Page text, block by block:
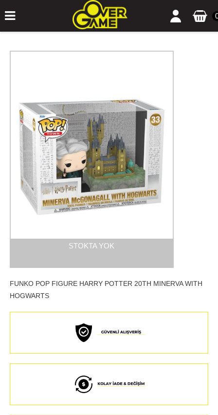
STOKTA YOK
FUNKO POP FIGURE HARRY POTTER 20TH MINERVA WITH
HOGWARTS